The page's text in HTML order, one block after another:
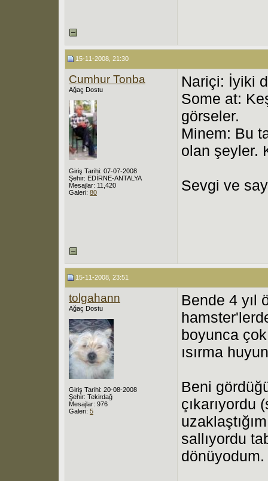
15-11-2008, 21:30
Cumhur Tonba
Ağaç Dostu
Giriş Tarihi: 07-07-2008
Şehir: EDİRNE-ANTALYA
Mesajlar: 11,420
Galeri: 80
Nariçi: İyiki
Some at:
görseler.
Minem: Bu
olan şeyler.
Sevgi ve
15-11-2008, 23:51
tolgahann
Ağaç Dostu
Giriş Tarihi: 20-08-2008
Şehir: Tekirdağ
Mesajlar: 976
Galeri: 5
Bende 4 yıl
boyunca
ısırma
Beni
çıkarıyordu
sallıyordu
dönüyodum.